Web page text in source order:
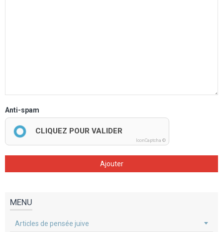
Anti-spam
CLIQUEZ POUR VALIDER
IconCaptcha ©
Ajouter
MENU
Articles de pensée juive